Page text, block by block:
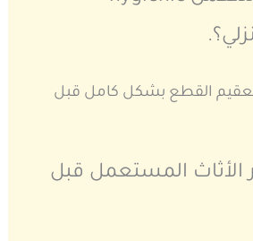
القطع بشكل كامل قبل
المستعمل قبل